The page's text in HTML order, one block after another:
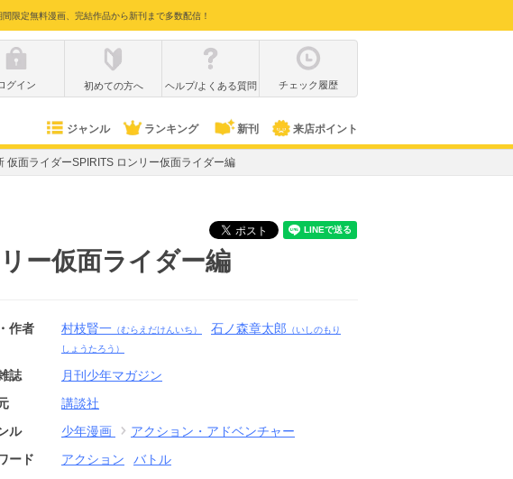
限定無料漫画、完結作品から新刊まで多数配信！
グイン 初めての方へ ヘルプ/よくある質問 チェック履歴
ジャンル ランキング 新刊 来店ポイント
仮面ライダーSPIRITS ロンリー仮面ライダー編
ー仮面ライダー編
作者 村枝賢一 （むらえだけんいち） 石ノ森章太郎 （いしのもり
しょうたろう）
誌
月刊少年マガジン
講談社
ル
少年漫画
アクション・アドベンチャー
ード
アクション
バトル